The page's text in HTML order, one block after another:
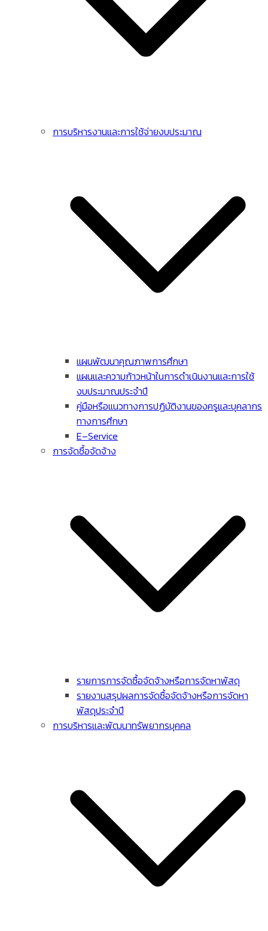
การบริหารงานและการใช้จ่ายงบประมาณ
แผนพัฒนาคุณภาพการศึกษา
แผนและความก้าวหน้าในการดําเนินงานและการใช้
งบประมาณประจําปี
คู่มือหรือแนวทางการปฏิบัติงานของครูและบุคลากร
ทางการศึกษา
E–Service
การจัดซื้อจัดจ้าง
รายการการจัดซื้อจัดจ้างหรือการจัดหาพัสดุ
รายงานสรุปผลการจัดซื้อจัดจ้างหรือการจัดหา
พัสดุประจําปี
การบริหารและพัฒนาทรัพยากรบุคคล